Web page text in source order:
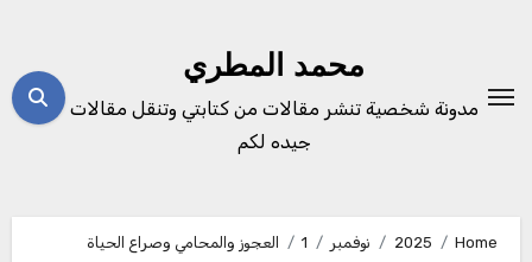
محمد المطري
مدونة شخصية تنشر مقالات من كتابتي وتنقل مقالات
جيده لكم
Home
2025 نوفمبر 1 العجوز والمحامي وصراع الحياة